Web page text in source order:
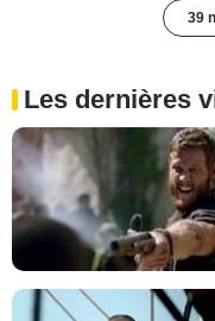
39
Les dernières